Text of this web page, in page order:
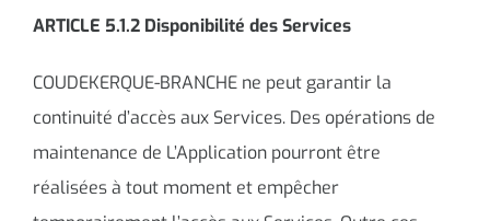
ARTICLE 5.1.2 Disponibilité des Services
COUDEKERQUE-BRANCHE ne peut garantir la
continuité d’accès aux Services. Des opérations de
maintenance de L’Application pourront être
réalisées à tout moment et empêcher